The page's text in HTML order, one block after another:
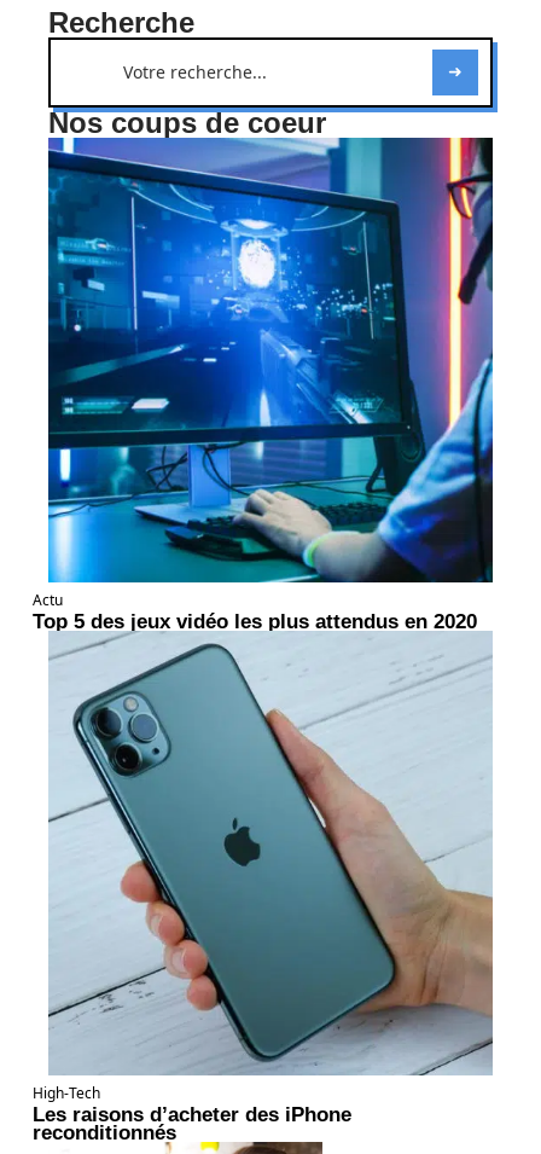
Recherche
Nos coups de coeur
Actu
Top 5 des jeux vidéo les plus attendus en 2020
High-Tech
Les raisons d’acheter des iPhone
reconditionnés